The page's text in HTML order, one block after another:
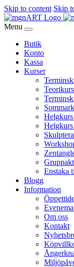
Skip to content Skip
Menu
Butik
Konto
Kassa
Kurser
Enstaka
Blogg
Information
Om oss
Kontakt